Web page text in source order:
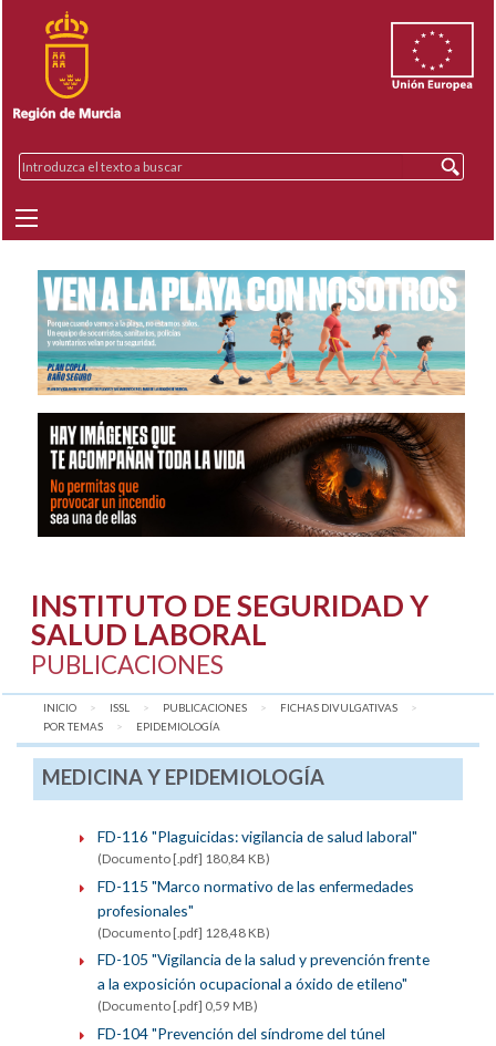
INSTITUTO DE SEGURIDAD Y
SALUD LABORAL
PUBLICACIONES
INICIO ISSL PUBLICACIONES
FICHAS DIVULGATIVAS
POR TEMAS
AQUÍ:
EPIDEMIOLOGÍA
MEDICINA Y EPIDEMIOLOGÍA
FD-116 "Plaguicidas: vigilancia de salud laboral"
(Documento [.pdf] 180,84 KB)
FD-115 "Marco normativo de las enfermedades
profesionales"
(Documento [.pdf] 128,48 KB)
FD-105 "Vigilancia de la salud y prevención frente
a la exposición ocupacional a óxido de etileno"
(Documento [.pdf] 0,59 MB)
FD-104 "Prevención del síndrome del túnel